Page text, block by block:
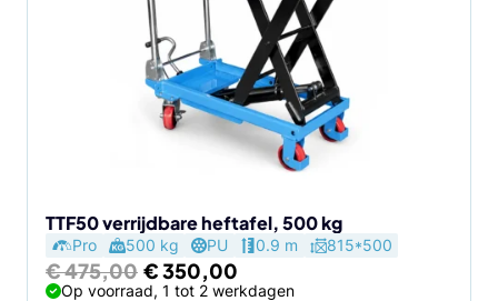
TTF50 verrijdbare heftafel, 500 kg
Pro 500 kg PU 0.9 m 815*500
€475,00 Oorspronkelijke
prijs
€350,00
prijs
Op voorraad, 1 tot 2 werkdagen